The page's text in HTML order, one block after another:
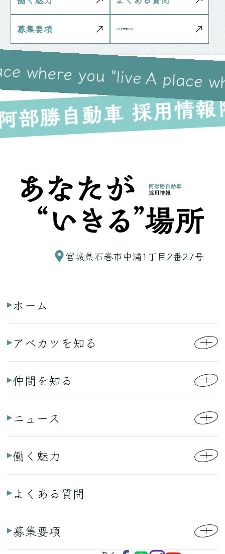
募集要項
where you "liveA place
宮城県石巻市中浦1丁目2番27号
ホーム
アベカツを知る
仲間を知る
ニュース
働く魅力
よくある質問
募集要項